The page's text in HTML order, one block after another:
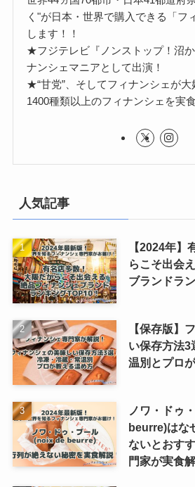
く"が日本・世界で購入できる「フ
します！！
★フジテレビ『ノンストップ！沼
ナンシェマニアとして出演！
★“甘党”、そしてフィナンシェが
1400種類以上のフィナンシェを実食
人気記事
【2024年】
らこそ出会
ブランドラ
【保存版】
い保存方法3
温別とプロ
ノワ・ドゥ
beurre)はな
ないとおす
門家が実食